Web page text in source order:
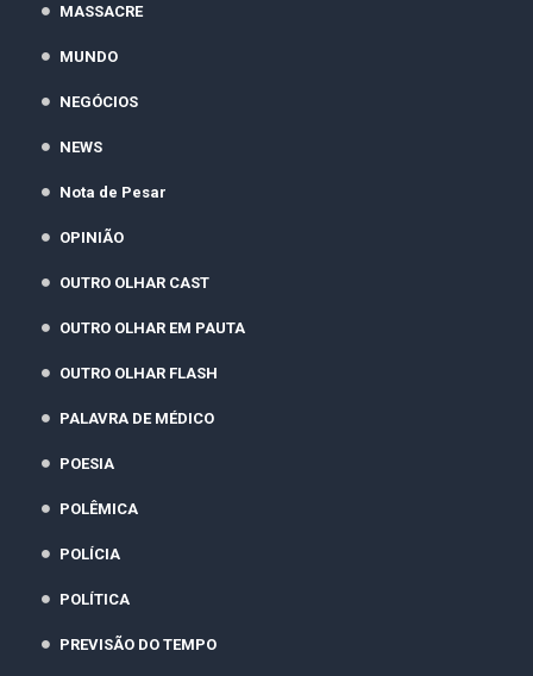
MASSACRE
MUNDO
NEGÓCIOS
NEWS
Nota de Pesar
OPINIÃO
OUTRO OLHAR CAST
OUTRO OLHAR EM PAUTA
OUTRO OLHAR FLASH
PALAVRA DE MÉDICO
POESIA
POLÊMICA
POLÍCIA
POLÍTICA
PREVISÃO DO TEMPO